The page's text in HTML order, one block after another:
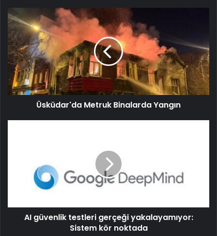
Üsküdar'da Metruk Binalarda Yangın
AI güvenlik testleri gerçeği yakalayamıyor:
Sistem kör noktada